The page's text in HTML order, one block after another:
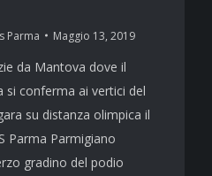
Parma Maggio 13, 2019
da Mantova dove il
si conferma ai vertici del
su distanza olimpica il
Parma Parmigiano
gradino del podio